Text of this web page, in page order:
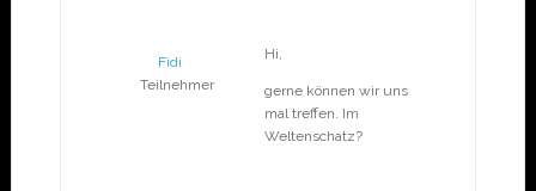
Fidi
Teilnehmer
Hi,
gerne können wir uns
mal treffen. Im
Weltenschatz?